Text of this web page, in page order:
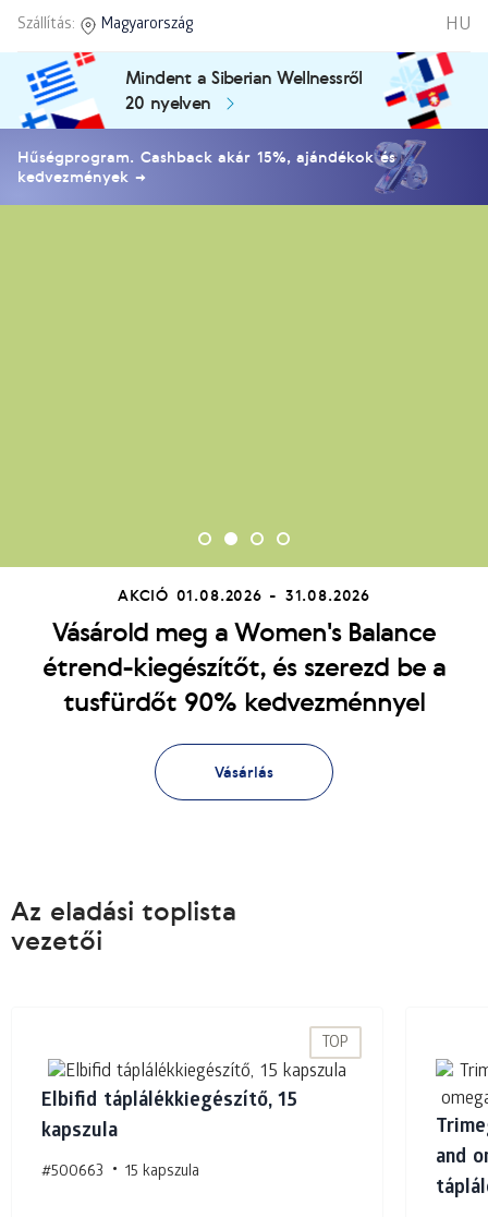
Szállítás: Magyarország HU
Mindent a Siberian Wellnessről
20 nyelven
Hűségprogram. Cashback akár 15%, ajándékok és
kedvezmények →
AKCIÓ 01.08.2026 - 31.08.2026
Vásárold meg a Women's Balance
étrend-kiegészítőt, és szerezd be a
tusfürdőt 90% kedvezménnyel
Vásárlás
Az eladási toplista
vezetői
TOP
Elbifid táplálékkiegészítő, 15
kapszula
#500663 15 kapszula
and